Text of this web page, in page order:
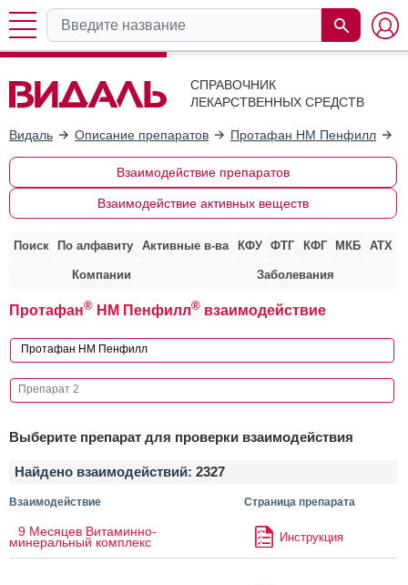
СПРАВОЧНИК
ЛЕКАРСТВЕННЫХ СРЕДСТВ
Видаль Описание препаратов Протафан HM Пенфилл
Взаимодействие препаратов
Взаимодействие активных веществ
Поиск По алфавиту Активные в-ва КФУ ФТГ КФГ МКБ АТХ
Компании Заболевания
Протафан® HM Пенфилл® взаимодействие
Выберите препарат для проверки взаимодействия
Найдено взаимодействий: 2327
Взаимодействие Страница препарата
9 Месяцев Витаминно-
минеральный комплекс Инструкция